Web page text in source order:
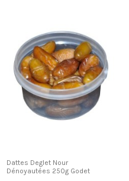
Dattes Deglet Nour
Dénoyautées 250g Godet